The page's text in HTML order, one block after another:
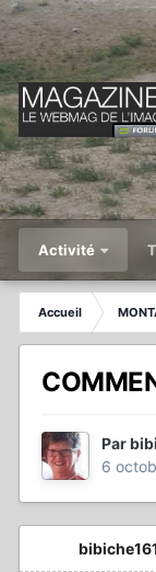
Activité
Accueil
Par
6